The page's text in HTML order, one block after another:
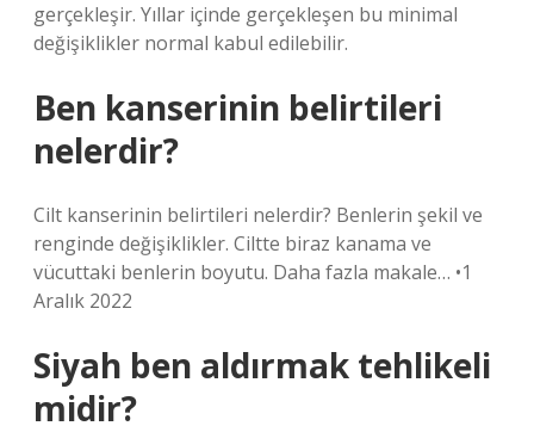
gerçekleşir. Yıllar içinde gerçekleşen bu minimal
değişiklikler normal kabul edilebilir.
Ben kanserinin belirtileri
nelerdir?
Cilt kanserinin belirtileri nelerdir? Benlerin şekil ve
renginde değişiklikler. Ciltte biraz kanama ve
vücuttaki benlerin boyutu. Daha fazla makale… •1
Aralık 2022
Siyah ben aldırmak tehlikeli
midir?